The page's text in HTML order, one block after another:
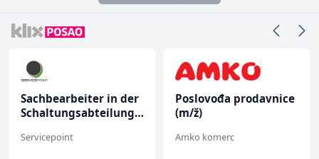
Sachbearbeiter in der
Schaltungsabteilung
Servicepoint
Poslovođa prodavnice
(m/ž)
Amko komerc